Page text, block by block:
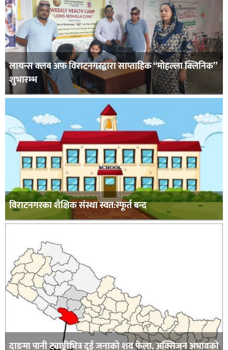
लायन्स क्लब अफ विराटनगरद्वारा साप्ताहिक “मोहल्ला क्लिनिक”
शुभारम्भ
विराटनगरका शैक्षिक संस्था स्वत:स्फूर्त बन्द
दाङमा पानी ट्याङ्कीभित्र दुई जनाको शव फेला, अक्सिजन अभावकाे